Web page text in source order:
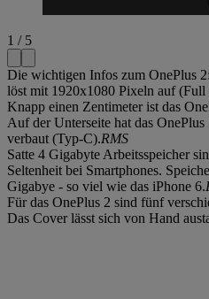
1 / 5
Die wichtigen Infos zum OnePlus
löst mit 1920x1080 Pixeln auf
Knapp einen Zentimeter ist das
Auf der Unterseite hat das
verbaut (Typ-C).RMS
Satte 4 Gigabyte Arbeitsspeicher
Seltenheit bei Smartphones.
Gigabye - so viel wie das iPhone 6.
Für das OnePlus 2 sind fünf
Das Cover lässt sich von Hand